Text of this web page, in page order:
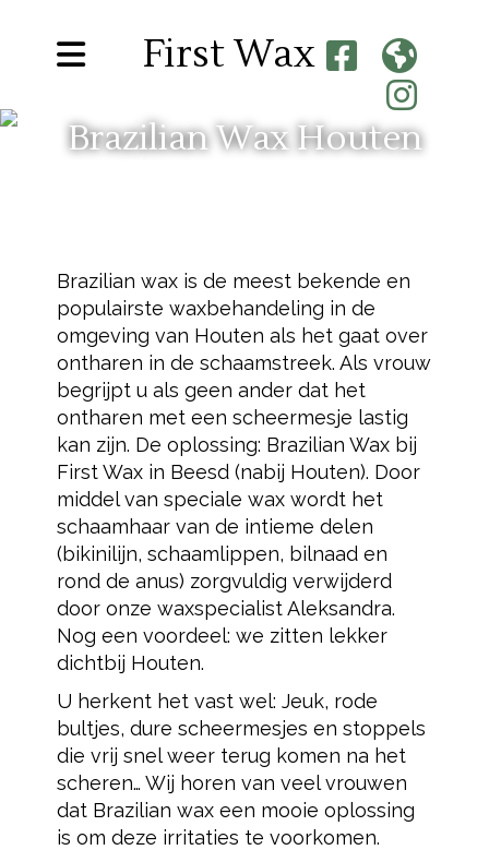
First Wax
Brazilian Wax Houten
Brazilian wax is de meest bekende en
populairste waxbehandeling in de
omgeving van Houten als het gaat over
ontharen in de schaamstreek. Als vrouw
begrijpt u als geen ander dat het
ontharen met een scheermesje lastig
kan zijn. De oplossing: Brazilian Wax bij
First Wax in Beesd (nabij Houten). Door
middel van speciale wax wordt het
schaamhaar van de intieme delen
(bikinilijn, schaamlippen, bilnaad en
rond de anus) zorgvuldig verwijderd
door onze waxspecialist Aleksandra.
Nog een voordeel: we zitten lekker
dichtbij Houten.
U herkent het vast wel: Jeuk, rode
bultjes, dure scheermesjes en stoppels
die vrij snel weer terug komen na het
scheren… Wij horen van veel vrouwen
dat Brazilian wax een mooie oplossing
is om deze irritaties te voorkomen.